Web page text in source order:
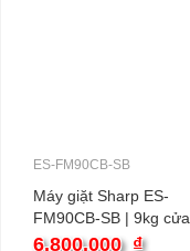
ES-FM90CB-SB
Máy giặt Sharp ES-
FM90CB-SB | 9kg cửa
ngang inverter
6.800.000 ₫